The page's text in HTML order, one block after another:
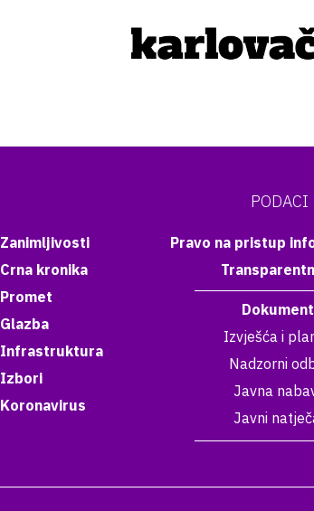
Zanimljivosti
Crna kronika
Promet
Glazba
Infrastruktura
Izbori
Koronavirus
PODACI
Pravo na pristup
Izvješća i
Nadzorni
Javna
Javni